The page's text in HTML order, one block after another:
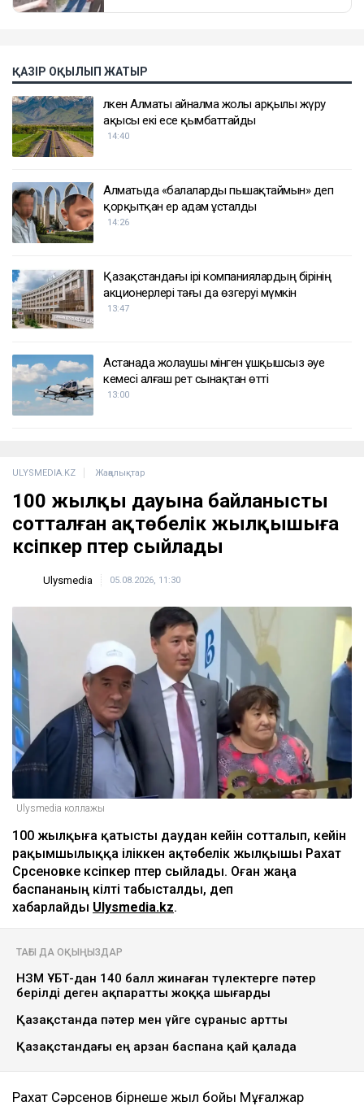
ҚАЗІР ОҚЫЛЫП ЖАТЫР
Үлкен Алматы айналма жолы арқылы жүру
ақысы екі есе қымбаттайды
14:40
Алматыда «балаларды пышақтаймын» деп
қорқытқан ер адам ұсталды
14:26
Қазақстандағы ірі компаниялардың бірінің
акционерлері тағы да өзгеруі мүмкін
13:47
Астанада жолаушы мінген ұшқышсыз әуе
кемесі алғаш рет сынақтан өтті
13:00
ULYSMEDIA.KZ Жаңалықтар
100 жылқы дауына байланысты
сотталған ақтөбелік жылқышыға
кәсіпкер пәтер сыйлады
Ulysmedia 05.08.2026, 11:30
Ulysmedia коллажы
100 жылқыға қатысты даудан кейін сотталып, кейін
рақымшылыққа іліккен ақтөбелік жылқышы Рахат
Сәрсеновке кәсіпкер пәтер сыйлады. Оған жаңа
баспананың кілті табысталды, деп
хабарлайды Ulysmedia.kz.
ТАҒЫ ДА ОҚЫҢЫЗДАР
НЗМ ҰБТ-дан 140 балл жинаған түлектерге пәтер
берілді деген ақпаратты жоққа шығарды
Қазақстанда пәтер мен үйге сұраныс артты
Қазақстандағы ең арзан баспана қай қалада
Рахат Сәрсенов бірнеше жыл бойы Мұғалжар